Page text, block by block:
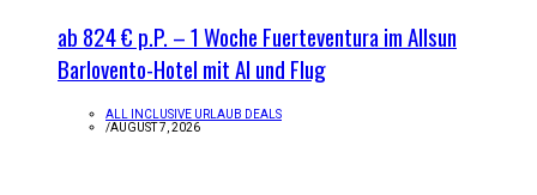
ab 824 € p.P. – 1 Woche Fuerteventura im Allsun
Barlovento-Hotel mit AI und Flug
ALL INCLUSIVE URLAUB DEALS
/AUGUST 7, 2026